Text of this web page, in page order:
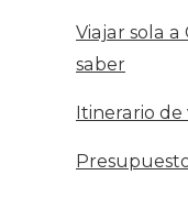
Viajar sola
saber
Itinerario de